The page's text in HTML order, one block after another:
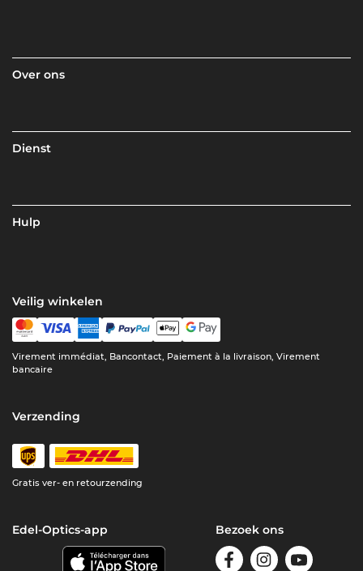
Over ons
Dienst
Hulp
Veilig winkelen
Virement immédiat, Bancontact, Paiement à la livraison, Virement
bancaire
Verzending
Gratis ver- en retourzending
Edel-Optics-app Bezoek ons